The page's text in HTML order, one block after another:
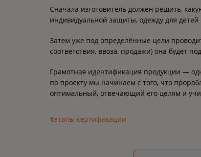
Сначала изготовитель должен решить,
индивидуальной защиты, одежду для
Затем уже под определённые цели
соответствия, ввоза, продажи) она будет
Грамотная идентификация продукции —
по проекту мы начинаем с того, что
оптимальный, отвечающий его целям и
#этапы сертификации